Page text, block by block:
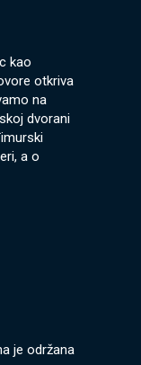
kao
otkriva
na
dvorani
a o
je održana